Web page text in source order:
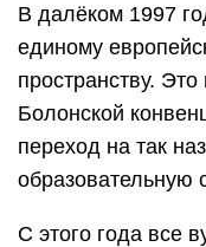
В далёком 1997
единому
пространству.
Болонской
переход на так
образовательную
С этого года все